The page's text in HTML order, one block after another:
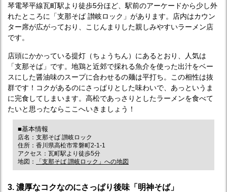
琴電琴平線瓦町駅より徒歩5分ほど、駅前のアーケードから少し外
れたところに「支那そば 讃岐ロック」があります。店内はカウン
ター席が広がっており、こじんまりした親しみやすいラーメン店
です。
店頭にかかっている提灯（ちょうちん）にあるとおり、人気は
「支那そば」です。地鶏と近郊で採れる魚介を使った出汁をベー
スにした醤油味のスープに合わせるの麺は平打ち。この相性は抜
群です！コクがあるのにさっぱりとした味わいで、あっというま
に完食してしまいます。高松であっさりとしたラーメンを食べて
たいと思ったならここへいきましょう！
■基本情報
店名：支那そば 讃岐ロック
住所：香川県高松市常磐町2-1-1
アクセス：瓦町駅より徒歩5分
地図：
「支那そば 讃岐ロック」への地図
3. 濃厚なコクなのにさっぱり後味「明神そば」